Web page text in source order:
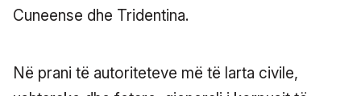
Cuneense dhe Tridentina.
Në prani të autoriteteve më të larta civile,